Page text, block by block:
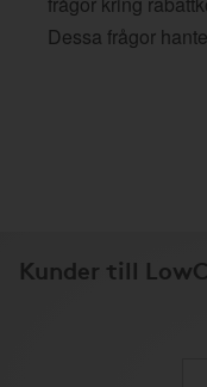
Dessa frågor
Kunder till